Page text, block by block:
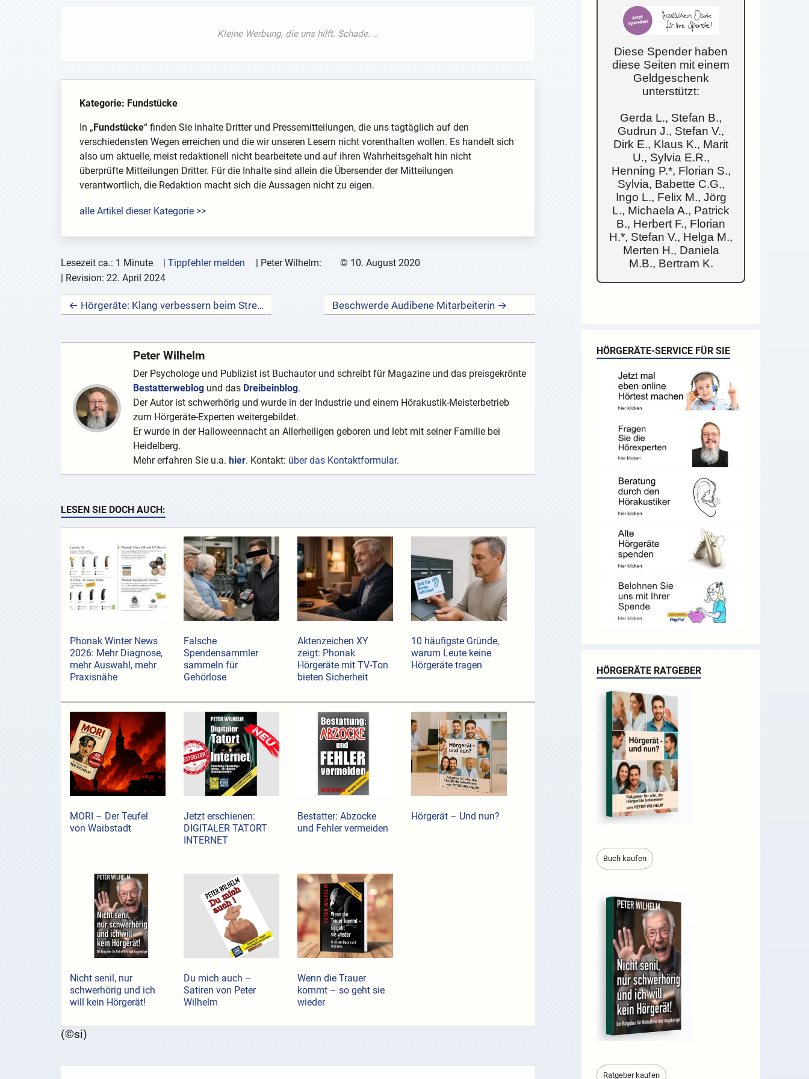
Kategorie: Fundstücke
In „ Fundstücke“ finden Sie Inhalte Dritter und Pressemitteilungen, die uns tagtäglich auf den
verschiedensten Wegen erreichen und die wir unseren Lesern nicht vorenthalten wollen. Es handelt sich
also um aktuelle, meist redaktionell nicht bearbeitete und auf ihren Wahrheitsgehalt hin nicht
überprüfte Mitteilungen Dritter. Für die Inhalte sind allein die Übersender der Mitteilungen
verantwortlich, die Redaktion macht sich die Aussagen nicht zu eigen.
alle Artikel dieser Kategorie >>
Lesezeit ca.: 1 Minute | Tippfehler melden Peter Wilhelm: © 10. August 2020
| Revision: 22. April 2024
← Hörgeräte: Klang verbessern beim Streaming – So wirds gemacht – 4 einfache Schritte Beschwerde Audibene Mitarbeiterin →
Peter Wilhelm
Der Psychologe und Publizist ist Buchautor und schreibt für Magazine und das preisgekrönte
Bestatterweblogund das Dreibeinblog.
Der Autor ist schwerhörig und wurde in der Industrie und einem Hörakustik-Meisterbetrieb
zum Hörgeräte-Experten weitergebildet.
Er wurde in der Halloweennacht an Allerheiligen geboren und lebt mit seiner Familie bei
Heidelberg.
Mehr erfahren Sie u.a. hier. Kontakt: über das Kontaktformular.
LESEN SIE DOCH AUCH:
Phonak Winter News
2026: Mehr Diagnose,
mehr Auswahl, mehr
Praxisnähe
Falsche
Spendensammler
sammeln für
Gehörlose
Aktenzeichen XY
zeigt: Phonak
Hörgeräte mit TV-Ton
bieten Sicherheit
10 häufigste Gründe,
warum Leute keine
Hörgeräte tragen
MORI – Der Teufel
von Waibstadt
Jetzt erschienen:
DIGITALER TATORT
INTERNET
Bestatter: Abzocke
und Fehler vermeiden
Hörgerät – Und nun?
Nicht senil, nur
schwerhörig und ich
will kein Hörgerät!
Du mich auch –
Satiren von Peter
Wilhelm
Wenn die Trauer
kommt – so geht sie
wieder
(©si)
Diese Spender haben
diese Seiten mit einem
Geldgeschenk
unterstützt:
Gerda L., Stefan B.,
Gudrun J., Stefan V.,
Dirk E., Klaus K., Marit
U., Sylvia E.R.,
Henning P.*, Florian S.,
Sylvia, Babette C.G.,
Ingo L., Felix M., Jörg
L., Michaela A., Patrick
B., Herbert F., Florian
H.*, Stefan V., Helga M.,
Merten H., Daniela
M.B., Bertram K.
HÖRGERÄTE-SERVICE FÜR SIE
HÖRGERÄTE RATGEBER
Buch kaufen
Ratgeber kaufen